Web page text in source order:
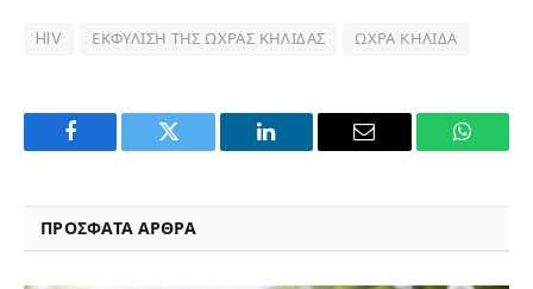
HIV ΕΚΦΎΛΙΣΗ ΤΗΣ ΩΧΡΆΣ ΚΗΛΊΔΑΣ ΩΧΡΆ ΚΗΛΊΔΑ
Facebook Twitter LinkedIn Email
ΠΡΟΣΦΑΤΑ ΑΡΘΡΑ